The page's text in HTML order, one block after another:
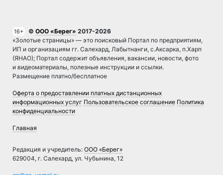
16+ © ООО «Берег» 2017-2026
«Золотые страницы» — это поисковый Портал по предприятиям,
ИП и организациям гг. Салехард, Лабытнанги, с.Аксарка, п.Харп
(ЯНАО); Портал содержит объявления, вакансии, новости, фото
и видеоматериалы, полезные инструкции и ссылки.
Размещение платно/бесплатное
Оферта о предоставлении платных дистанционных
информационных услуг Пользовательское соглашение Политика
конфиденциальности
Главная
Редакция и учредитель: ООО «Берег»
629004, г. Салехард, ул. Чубынина, 12